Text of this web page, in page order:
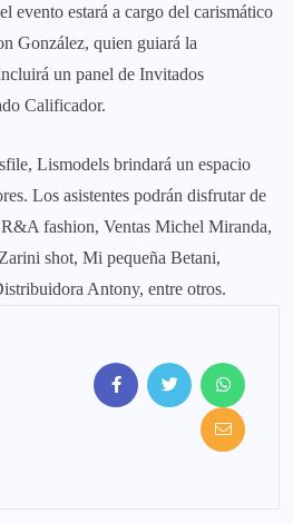
evento estará a cargo del carismático
González, quien guiará la
un panel de Invitados
Calificador.
Lismodels brindará un espacio
Los asistentes podrán disfrutar de
fashion, Ventas Michel Miranda,
shot, Mi pequeña Betani,
Antony, entre otros.